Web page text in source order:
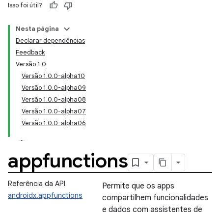
Isso foi útil?
Nesta página
Declarar dependências
Feedback
Versão 1.0
Versão 1.0.0-alpha10
Versão 1.0.0-alpha09
Versão 1.0.0-alpha08
Versão 1.0.0-alpha07
Versão 1.0.0-alpha06
appfunctions
Referência da API
androidx.appfunctions
Permite que os apps
compartilhem funcionalidades
e dados com assistentes de